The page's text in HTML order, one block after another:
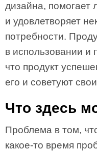
дизайна,
и удовлетворяет
потребности.
в использовании
что продукт
его и советуют
Что здесь
Проблема в том,
какое-то время